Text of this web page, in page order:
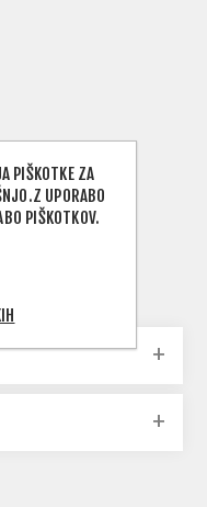
PIŠKOTKE ZA
UPORABO
PIŠKOTKOV.